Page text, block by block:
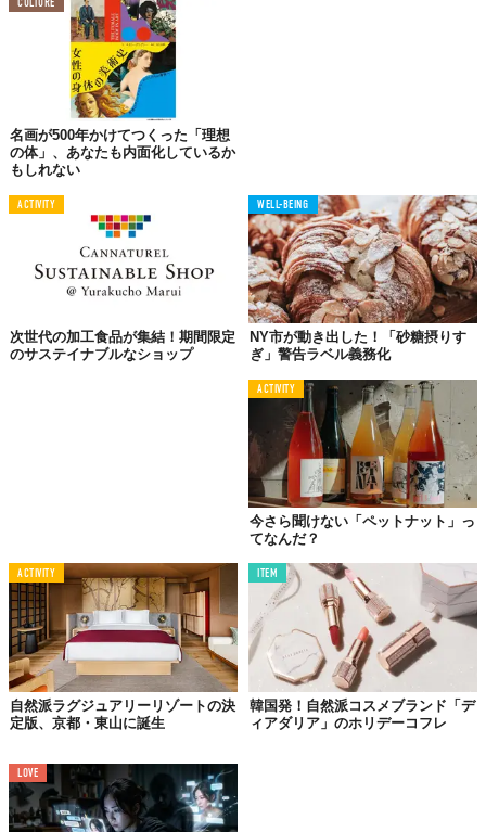
類や菓子類において、「環境に優しい」と主張している製品の一
部が、ラベルのない一般的な製品よりも高い炭素排出量を記録し
ているケースがあるというのです。
信頼されるラベル表示の未来と消費者がとるべき姿
勢
グリーンウォッシングが招く市場の信頼喪失
今回明らかになった実態は、企業が消費者の倫理的選択を「グリ
ーンウォッシング（見せかけの環境配慮）」によって搾取してい
るという本質的な課題を浮き彫りにしています。消費者の約半数
が食品購入時にサステナビリティを考慮する現代において、不透
取り組む企業の努力さえも損なうリスクを孕んでいます。
透明性確保に向けた法規制の必要性
今後、このような「ラベルの形骸化」を防ぐためには、政府によ
る厳格な規制と、表示基準の標準化が不可欠です。消費者が「自
分の選んだ選択が本当に環境に貢献しているのか」を正しく判断
できるよう、客観的なデータに基づいた透明性の高いラベル表示
システムが求められています。私たちはパッケージのキャッチコ
ピーを鵜呑みにせず、企業姿勢を多角的に評価する「メディアリ
テラシー」を、食選びの段階から養う必要があるのかもしれませ
ん。
Reference:Most natural or sustainable labels on products bought from supermarkets are
reportedly false.
画像: AIによる生成
TABI LABO
この世界は、もっと広いはずだ。
CULTURE
名画が500年かけてつくった「理想
の体」、あなたも内面化しているか
もしれない
ACTIVITY
次世代の加工食品が集結！期間限定
のサステイナブルなショップ
WELL-BEING
NY市が動き出した！「砂糖摂りす
ぎ」警告ラベル義務化
ACTIVITY
今さら聞けない「ペットナット」っ
てなんだ？
ACTIVITY
自然派ラグジュアリーリゾートの決
定版、京都・東山に誕生
ITEM
韓国発！自然派コスメブランド「デ
ィアダリア」のホリデーコフレ
LOVE